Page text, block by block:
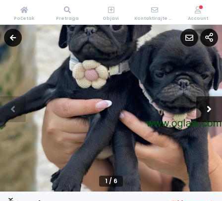
1 / 6
Početak Pretraga Objavi Kontaktirajte Nas Account